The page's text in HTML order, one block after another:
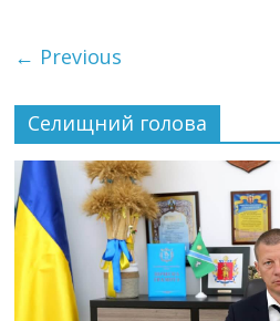
← Previous
Селищний голова